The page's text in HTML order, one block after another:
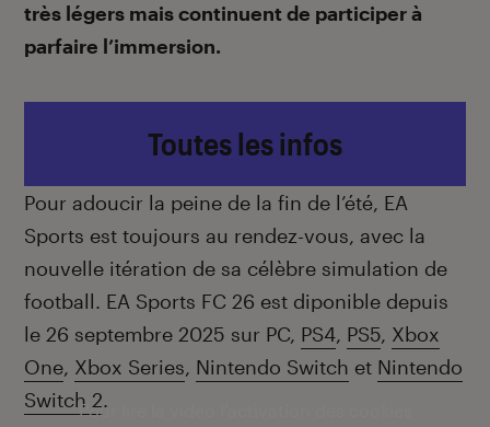
très légers mais continuent de participer à
parfaire l’immersion.
Toutes les infos
Pour adoucir la peine de la fin de l’été, EA
Sports est toujours au rendez-vous, avec la
nouvelle itération de sa célèbre simulation de
football. EA Sports FC 26 est diponible depuis
le 26 septembre 2025 sur PC, PS4, PS5, Xbox
One, Xbox Series, Nintendo Switch et Nintendo
Switch 2.
Pour lire la vidéo l’activation des cookies